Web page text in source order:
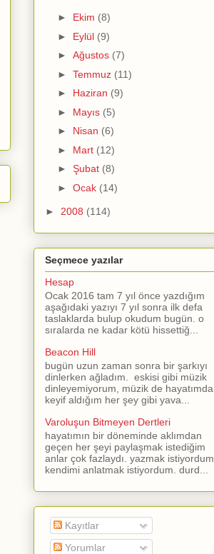
► Ekim (8)
► Eylül (9)
► Ağustos (7)
► Temmuz (11)
► Haziran (9)
► Mayıs (5)
► Nisan (6)
► Mart (12)
► Şubat (8)
► Ocak (14)
► 2008 (114)
Seçmece yazılar
Hesap
Ocak 2016 tam 7 yıl önce yazdığım
aşağıdaki yazıyı 7 yıl sonra ilk defa
taslaklarda bulup okudum bugün. o
sıralarda ne kadar kötü hissettiğ...
Beacon Hill
bugün uzun zaman sonra bir şarkıyı
dinlerken ağladım. eskisi gibi müzik
dinleyemiyorum, müzik de hayatımda
keyif aldığım her şey gibi yava...
Varoluşun Bitmeyen Dertleri
hayatımın bir döneminde aklımdan
geçen her şeyi paylaşmak istediğim
anlar çok fazlaydı. yazmak istiyordum,
kendimi anlatmak istiyordum. durd...
Kayıtlar
Yorumlar